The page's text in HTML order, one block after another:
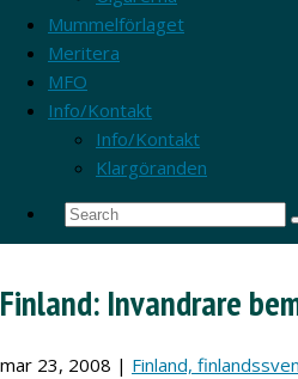
Mummelförlaget
Meritera
MFO
Info/Kontakt
Info/Kontakt
Klargöranden
Finland: Invandrare
mar 23, 2008 | Finland,